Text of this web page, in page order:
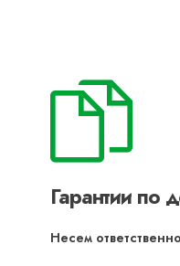
Гарантии по
Несем